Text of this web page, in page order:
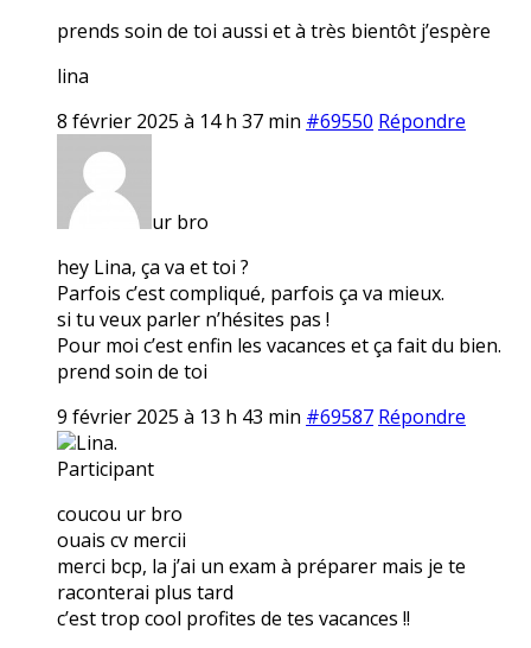
prends soin de toi aussi et à très bientôt j’espère
lina
8 février 2025 à 14 h 37 min #69550 Répondre
ur bro
hey Lina, ça va et toi ?
Parfois c’est compliqué, parfois ça va mieux.
si tu veux parler n’hésites pas !
Pour moi c’est enfin les vacances et ça fait du bien.
prend soin de toi
9 février 2025 à 13 h 43 min #69587 Répondre
Lina.
Participant
coucou ur bro
ouais cv mercii
merci bcp, la j’ai un exam à préparer mais je te
raconterai plus tard
c’est trop cool profites de tes vacances !!